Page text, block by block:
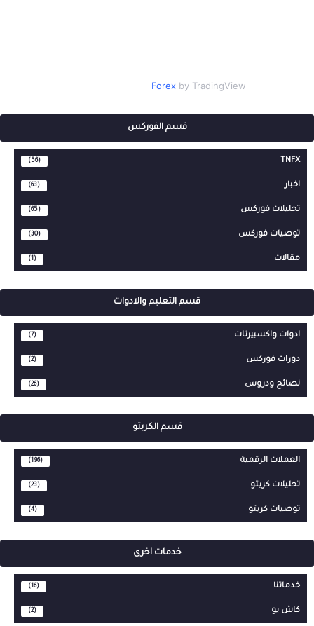
Forexby TradingView
قسم الفوركس
TNFX
(56)
اخبار (63)
تحليلات فوركس (65)
توصيات فوركس (30)
مقالات (1)
قسم التعليم والادوات
ادوات واكسبيرتات (7)
دورات فوركس (2)
نصائح ودروس (26)
قسم الكربتو
العملات الرقمية (196)
تحليلات كربتو (23)
توصيات كربتو (4)
خدمات اخرى
خدماتنا (16)
كاش يو (2)